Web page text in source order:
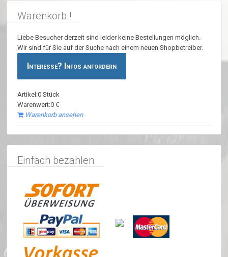
Warenkorb !
Liebe Besucher derzeit sind leider keine Bestellungen möglich.
Wir sind für Sie auf der Suche nach einem neuen Shopbetreiber.
Interesse? Infos anfordern
Artikel:0 Stück
Warenwert:0 €
Warenkorb ansehen
Einfach bezahlen